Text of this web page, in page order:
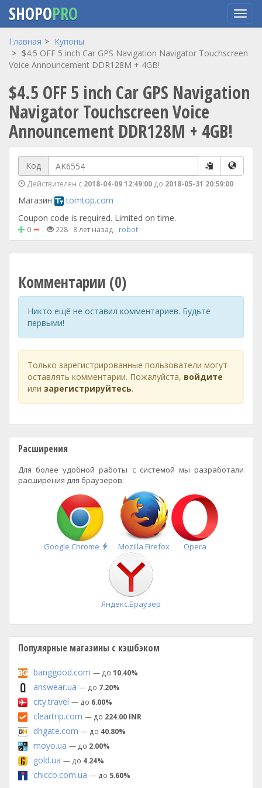
Перейти
основному
SHOPOPRO
Главная
Купоны
$4.5 OFF 5 inch Car GPS Navigation Navigator Touchscreen
Voice Announcement DDR128M + 4GB!
$4.5 OFF 5 inch Car GPS Navigation
Navigator Touchscreen Voice
Announcement DDR128M + 4GB!
Код
Действителен с 2018-04-09 12:49:00 до 2018-05-31 20:59:00
Магазин
tomtop.com
Coupon code is required. Limited on time.
0 228 8 лет назад robot
Комментарии (0)
Никто ещё не оставил комментариев. Будьте
первыми!
Только зарегистрированные пользователи могут
оставлять комментарии. Пожалуйста, войдите
или зарегистрируйтесь.
Расширения
Для более удобной работы с системой мы разработали
расширения для браузеров:
Google Chrome
Быстрая
установка
Mozilla Firefox Opera
Яндекс.Браузер
Популярные магазины с кэшбэком
banggood.com — до 10.40%
answear.ua — до 7.20%
city.travel — до 6.00%
cleartrip.com — до 224.00 INR
dhgate.com — до 40.80%
moyo.ua — до 2.00%
gold.ua — до 4.24%
chicco.com.ua — до 5.60%